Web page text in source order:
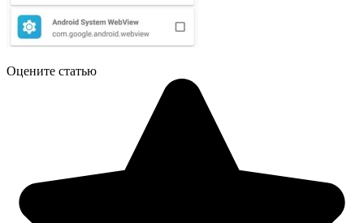
Оцените статью